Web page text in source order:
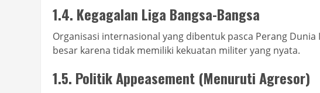
1.4. Kegagalan Liga Bangsa-Bangsa
Organisasi internasional yang dibentuk pasca Perang
besar karena tidak memiliki kekuatan militer yang nyata.
1.5. Politik Appeasement (Menuruti Agresor)